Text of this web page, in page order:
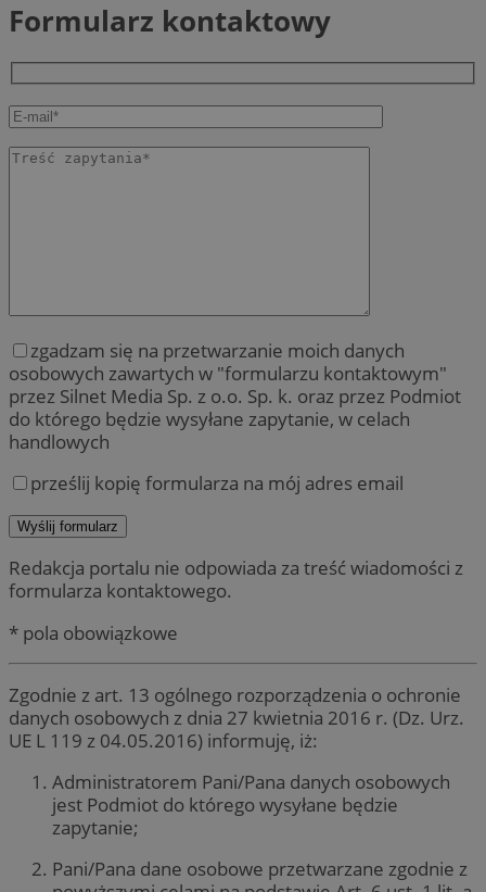
Formularz kontaktowy
zgadzam się na przetwarzanie moich danych
osobowych zawartych w "formularzu kontaktowym"
przez Silnet Media Sp. z o.o. Sp. k. oraz przez Podmiot
do którego będzie wysyłane zapytanie, w celach
handlowych
prześlij kopię formularza na mój adres email
Redakcja portalu nie odpowiada za treść wiadomości z
formularza kontaktowego.
* pola obowiązkowe
Zgodnie z art. 13 ogólnego rozporządzenia o ochronie
danych osobowych z dnia 27 kwietnia 2016 r. (Dz. Urz.
UE L 119 z 04.05.2016) informuję, iż:
Administratorem Pani/Pana danych osobowych
jest Podmiot do którego wysyłane będzie
zapytanie;
Pani/Pana dane osobowe przetwarzane zgodnie z